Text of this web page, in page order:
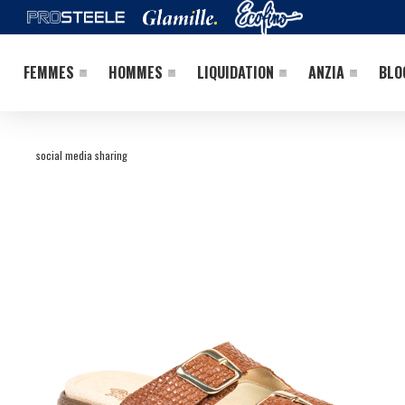
FEMMES HOMMES LIQUIDATION ANZIA
social media sharing